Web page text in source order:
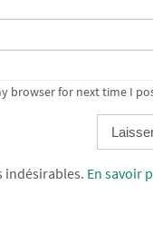
browser for next time I
indésirables. En savoir